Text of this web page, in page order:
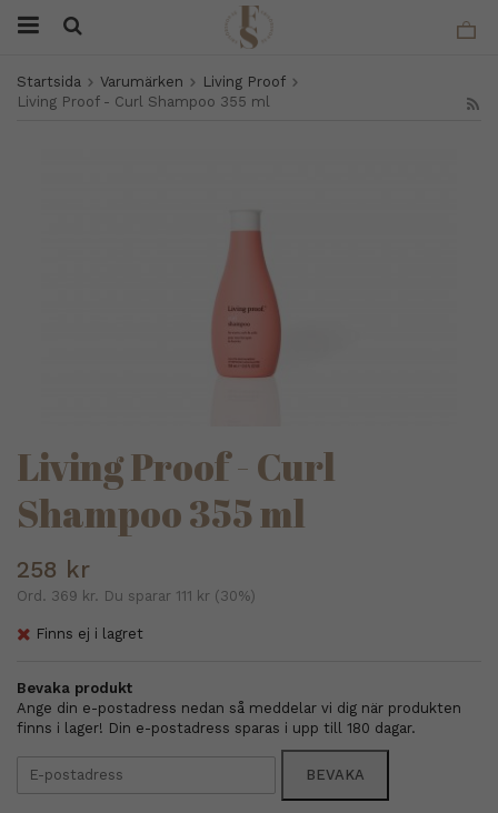
Startsida Varumärken
Living Proof
Living Proof - Curl Shampoo 355 ml
Living Proof - Curl
Shampoo 355 ml
258 kr
Ord. 369 kr. Du sparar 111 kr (30%)
Finns ej i lagret
Bevaka produkt
Ange din e-postadress nedan så meddelar vi dig när produkten
finns i lager! Din e-postadress sparas i upp till 180 dagar.
BEVAKA